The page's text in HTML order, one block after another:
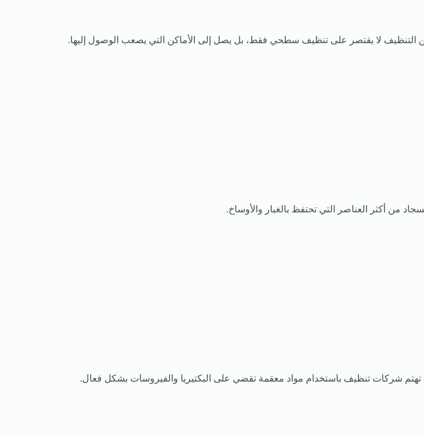
من التنظيف لا يقتصر على تنظيف سطحي فقط، بل يصل إلى الأماكن التي يصعب الوصول إليها.
من أكثر العناصر التي تحتفظ بالغبار والأوساخ.
شركات تنظيف باستخدام مواد معقمة تقضي على البكتيريا والفيروسات بشكل فعال.